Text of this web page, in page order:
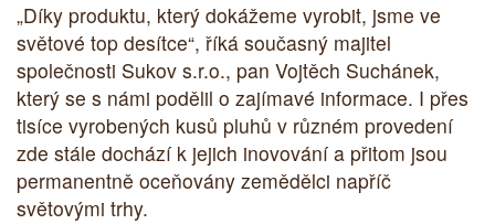
„Díky produktu, který dokážeme vyrobit, jsme ve
světové top desítce“, říká současný majitel
společnosti Sukov s.r.o., pan Vojtěch Suchánek,
který se s námi podělil o zajímavé informace. I přes
tisíce vyrobených kusů pluhů v různém provedení
zde stále dochází k jejich inovování a přitom jsou
permanentně oceňovány zemědělci napříč
světovými trhy.